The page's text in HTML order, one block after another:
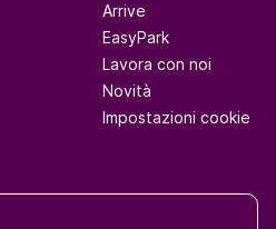
Arrive
EasyPark
Lavora con noi
Novità
Impostazioni cookie